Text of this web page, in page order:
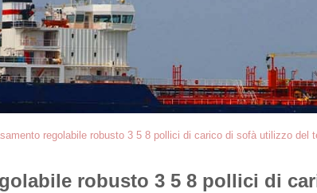
regolabile robusto 3 5 8 pollici di carico di sofà utilizzo del
robusto 3 5 8 pollici di